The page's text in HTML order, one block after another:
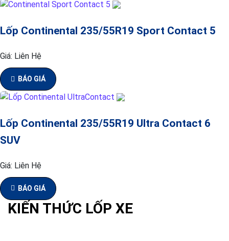
Lốp Continental 235/55R19 Sport Contact 5
Giá: Liên Hệ
BÁO GIÁ
Lốp Continental 235/55R19 Ultra Contact 6
SUV
Giá: Liên Hệ
BÁO GIÁ
KIẾN THỨC LỐP XE